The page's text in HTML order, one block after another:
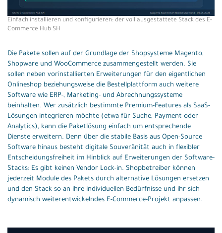
Einfach installieren und konfigurieren: der voll ausgestattete Stack des E-
Commerce Hub SH
Die Pakete sollen auf der Grundlage der Shopsysteme Magento,
Shopware und WooCommerce zusammengestellt werden. Sie
sollen neben vorinstallierten Erweiterungen für den eigentlichen
Onlineshop beziehungsweise die Bestellplattform auch weitere
Software wie ERP-, Marketing- und Abrechnungssysteme
beinhalten. Wer zusätzlich bestimmte Premium-Features als SaaS-
Lösungen integrieren möchte (etwa für Suche, Payment oder
Analytics), kann die Paketlösung einfach um entsprechende
Dienste erweitern. Denn über die stabile Basis aus Open-Source
Software hinaus besteht digitale Souveränität auch in flexibler
Entscheidungsfreiheit im Hinblick auf Erweiterungen der Software-
Stacks: Es gibt keinen Vendor Lock-in. Shopbetreiber können
jederzeit Module des Pakets durch alternative Lösungen ersetzen
und den Stack so an ihre individuellen Bedürfnisse und ihr sich
dynamisch weiterentwickelndes E-Commerce-Projekt anpassen.